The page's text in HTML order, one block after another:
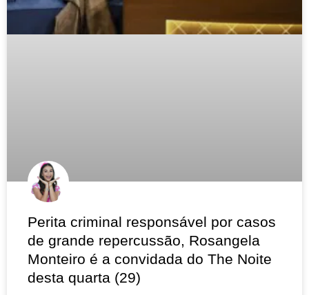
Perita criminal responsável por casos
de grande repercussão, Rosangela
Monteiro é a convidada do The Noite
desta quarta (29)